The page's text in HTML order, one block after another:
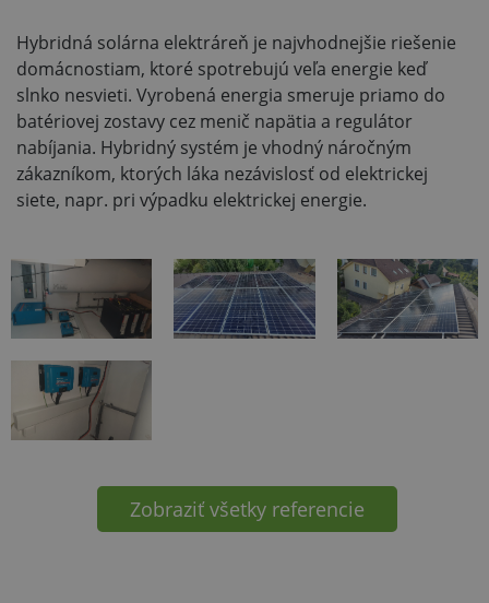
Hybridná solárna elektráreň je najvhodnejšie riešenie
domácnostiam, ktoré spotrebujú veľa energie keď
slnko nesvieti. Vyrobená energia smeruje priamo do
batériovej zostavy cez menič napätia a regulátor
nabíjania. Hybridný systém je vhodný náročným
zákazníkom, ktorých láka nezávislosť od elektrickej
siete, napr. pri výpadku elektrickej energie.
Zobraziť všetky referencie